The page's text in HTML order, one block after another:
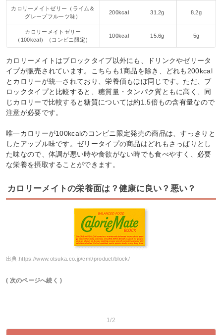
カロリーメイトゼリー（ライム＆
グレープフルーツ味）
200kcal 31.2g 8.2g
カロリーメイトゼリー
（100kcal）（コンビニ限定）
100kcal 15.6g 5g
カロリーメイトはブロックタイプ以外にも、ドリンクやゼリータ
イプが販売されています。こちらも1商品を除き、どれも200kcal
とカロリーが統一されており、栄養価もほぼ同じです。ただ、ブ
ロックタイプと比較すると、糖質量・タンパク質ともに高く、同
じカロリーで比較すると糖質については約1.5倍もの含有量なので
注意が必要です。
唯一カロリーが100kcalのコンビニ限定発売の商品は、すっきりと
したアップル味です。ゼリータイプの商品はどれもさっぱりとし
た味なので、体調が悪い時や食欲がない時でも食べやすく、必要
な栄養を摂取することができます。
カロリーメイトの栄養面は？健康に良い？悪い？
出典:https://www.otsuka.co.jp/cmt/product/block/
( 次のページへ続く )
1/2